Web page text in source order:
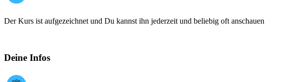
Der Kurs ist aufgezeichnet und Du kannst ihn jederzeit und beliebig oft anschauen
Deine Infos